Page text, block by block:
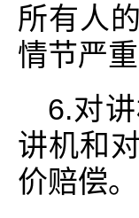
所有人
情节严
6.对
讲机和
价赔偿。